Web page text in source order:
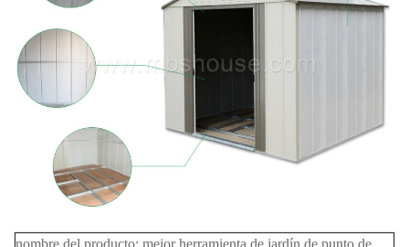
nombre del producto: mejor herramienta de jardín de punto de